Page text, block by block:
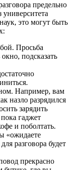
предельно
это могут быть
Просьба
подсказать
Например, вам
назло разрядился
зарядить
гаджет
и поболтать.
«ожидаете
разговора будет
прекрасно